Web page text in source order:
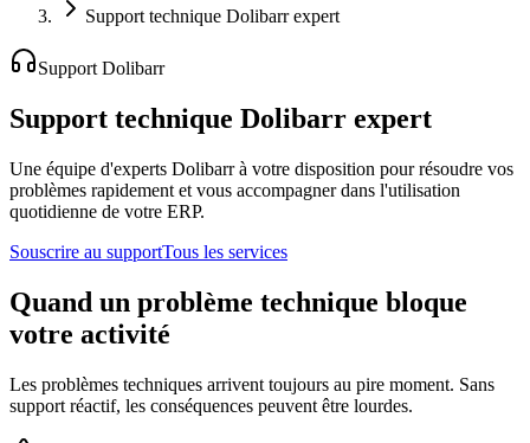
Support technique Dolibarr expert
Support Dolibarr
Support technique Dolibarr expert
Une équipe d'experts Dolibarr à votre disposition pour résoudre vos
problèmes rapidement et vous accompagner dans l'utilisation
quotidienne de votre ERP.
Souscrire au supportTous les services
Quand un problème technique bloque
votre activité
Les problèmes techniques arrivent toujours au pire moment. Sans
support réactif, les conséquences peuvent être lourdes.